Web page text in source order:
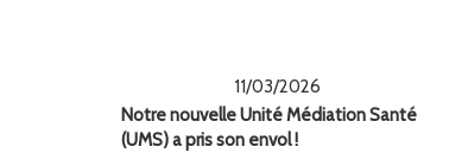
11/03/2026
Notre nouvelle Unité Médiation Santé
(UMS) a pris son envol !